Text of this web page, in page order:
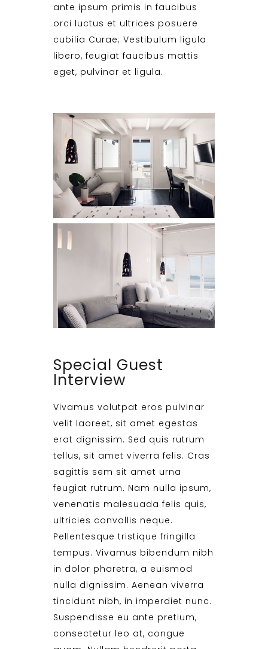
ante ipsum primis in faucibus
orci luctus et ultrices posuere
cubilia Curae; Vestibulum ligula
libero, feugiat faucibus mattis
eget, pulvinar et ligula.
Special Guest
Interview
Vivamus volutpat eros pulvinar
velit laoreet, sit amet egestas
erat dignissim. Sed quis rutrum
tellus, sit amet viverra felis. Cras
sagittis sem sit amet urna
feugiat rutrum. Nam nulla ipsum,
venenatis malesuada felis quis,
ultricies convallis neque.
Pellentesque tristique fringilla
tempus. Vivamus bibendum nibh
in dolor pharetra, a euismod
nulla dignissim. Aenean viverra
tincidunt nibh, in imperdiet nunc.
Suspendisse eu ante pretium,
consectetur leo at, congue